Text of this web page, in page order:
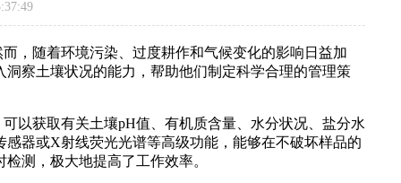
随着环境污染、过度耕作和气候变化的影响日益加
察土壤状况的能力，帮助他们制定科学合理的管理策
获取有关土壤pH值、有机质含量、水分状况、盐分水
器或X射线荧光光谱等高级功能，能够在不破坏样品的
测，极大地提高了工作效率。